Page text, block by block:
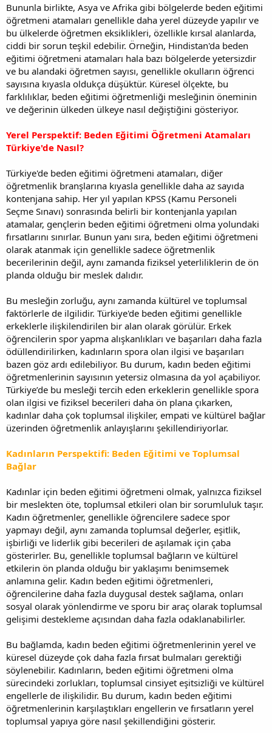
Bununla birlikte, Asya ve Afrika gibi bölgelerde beden eğitimi
öğretmeni atamaları genellikle daha yerel düzeyde yapılır ve
bu ülkelerde öğretmen eksiklikleri, özellikle kırsal alanlarda,
ciddi bir sorun teşkil edebilir. Örneğin, Hindistan'da beden
eğitimi öğretmeni atamaları hala bazı bölgelerde yetersizdir
ve bu alandaki öğretmen sayısı, genellikle okulların öğrenci
sayısına kıyasla oldukça düşüktür. Küresel ölçekte, bu
farklılıklar, beden eğitimi öğretmenliği mesleğinin öneminin
ve değerinin ülkeden ülkeye nasıl değiştiğini gösteriyor.
Yerel Perspektif: Beden Eğitimi Öğretmeni Atamaları
Türkiye'de Nasıl?
Türkiye'de beden eğitimi öğretmeni atamaları, diğer
öğretmenlik branşlarına kıyasla genellikle daha az sayıda
kontenjana sahip. Her yıl yapılan KPSS (Kamu Personeli
Seçme Sınavı) sonrasında belirli bir kontenjanla yapılan
atamalar, gençlerin beden eğitimi öğretmeni olma yolundaki
fırsatlarını sınırlar. Bunun yanı sıra, beden eğitimi öğretmeni
olarak atanmak için genellikle sadece öğretmenlik
becerilerinin değil, aynı zamanda fiziksel yeterliliklerin de ön
planda olduğu bir meslek dalıdır.
Bu mesleğin zorluğu, aynı zamanda kültürel ve toplumsal
faktörlerle de ilgilidir. Türkiye'de beden eğitimi genellikle
erkeklerle ilişkilendirilen bir alan olarak görülür. Erkek
öğrencilerin spor yapma alışkanlıkları ve başarıları daha fazla
ödüllendirilirken, kadınların spora olan ilgisi ve başarıları
bazen göz ardı edilebiliyor. Bu durum, kadın beden eğitimi
öğretmenlerinin sayısının yetersiz olmasına da yol açabiliyor.
Türkiye’de bu mesleği tercih eden erkeklerin genellikle spora
olan ilgisi ve fiziksel becerileri daha ön plana çıkarken,
kadınlar daha çok toplumsal ilişkiler, empati ve kültürel bağlar
üzerinden öğretmenlik anlayışlarını şekillendiriyorlar.
Kadınların Perspektifi: Beden Eğitimi ve Toplumsal
Bağlar
Kadınlar için beden eğitimi öğretmeni olmak, yalnızca fiziksel
bir meslekten öte, toplumsal etkileri olan bir sorumluluk taşır.
Kadın öğretmenler, genellikle öğrencilere sadece spor
yapmayı değil, aynı zamanda toplumsal değerler, eşitlik,
işbirliği ve liderlik gibi becerileri de aşılamak için çaba
gösterirler. Bu, genellikle toplumsal bağların ve kültürel
etkilerin ön planda olduğu bir yaklaşımı benimsemek
anlamına gelir. Kadın beden eğitimi öğretmenleri,
öğrencilerine daha fazla duygusal destek sağlama, onları
sosyal olarak yönlendirme ve sporu bir araç olarak toplumsal
gelişimi destekleme açısından daha fazla odaklanabilirler.
Bu bağlamda, kadın beden eğitimi öğretmenlerinin yerel ve
küresel düzeyde çok daha fazla fırsat bulmaları gerektiği
söylenebilir. Kadınların, beden eğitimi öğretmeni olma
sürecindeki zorlukları, toplumsal cinsiyet eşitsizliği ve kültürel
engellerle de ilişkilidir. Bu durum, kadın beden eğitimi
öğretmenlerinin karşılaştıkları engellerin ve fırsatların yerel
toplumsal yapıya göre nasıl şekillendiğini gösterir.